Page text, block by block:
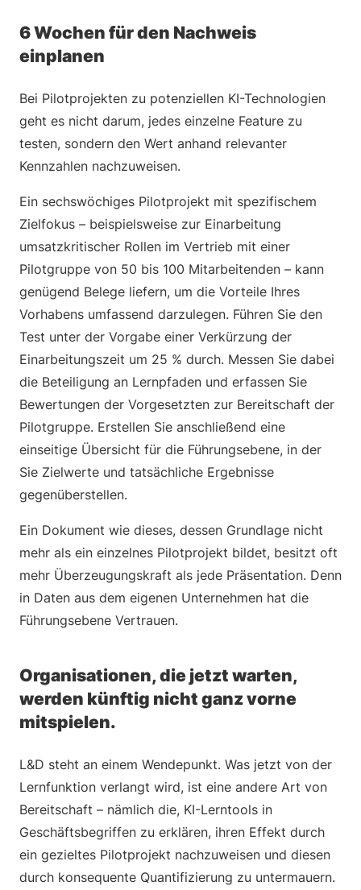
6 Wochen für den Nachweis
einplanen
Bei Pilotprojekten zu potenziellen KI-Technologien
geht es nicht darum, jedes einzelne Feature zu
testen, sondern den Wert anhand relevanter
Kennzahlen nachzuweisen.
Ein sechswöchiges Pilotprojekt mit spezifischem
Zielfokus – beispielsweise zur Einarbeitung
umsatzkritischer Rollen im Vertrieb mit einer
Pilotgruppe von 50 bis 100 Mitarbeitenden – kann
genügend Belege liefern, um die Vorteile Ihres
Vorhabens umfassend darzulegen. Führen Sie den
Test unter der Vorgabe einer Verkürzung der
Einarbeitungszeit um 25 % durch. Messen Sie dabei
die Beteiligung an Lernpfaden und erfassen Sie
Bewertungen der Vorgesetzten zur Bereitschaft der
Pilotgruppe. Erstellen Sie anschließend eine
einseitige Übersicht für die Führungsebene, in der
Sie Zielwerte und tatsächliche Ergebnisse
gegenüberstellen.
Ein Dokument wie dieses, dessen Grundlage nicht
mehr als ein einzelnes Pilotprojekt bildet, besitzt oft
mehr Überzeugungskraft als jede Präsentation. Denn
in Daten aus dem eigenen Unternehmen hat die
Führungsebene Vertrauen.
Organisationen, die jetzt warten,
werden künftig nicht ganz vorne
mitspielen.
L&D steht an einem Wendepunkt. Was jetzt von der
Lernfunktion verlangt wird, ist eine andere Art von
Bereitschaft – nämlich die, KI-Lerntools in
Geschäftsbegriffen zu erklären, ihren Effekt durch
ein gezieltes Pilotprojekt nachzuweisen und diesen
durch konsequente Quantifizierung zu untermauern.